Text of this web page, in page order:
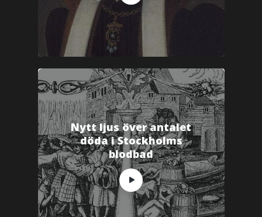
Nytt ljus över antalet
döda i Stockholms
blodbad